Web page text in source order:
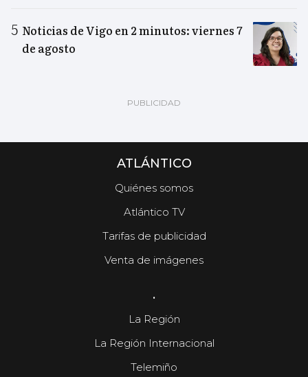
Noticias de Vigo en 2 minutos: viernes 7
de agosto
ATLÁNTICO
Quiénes somos
Atlántico TV
Tarifas de publicidad
Venta de imágenes
.
La Región
La Región Internacional
Telemiño